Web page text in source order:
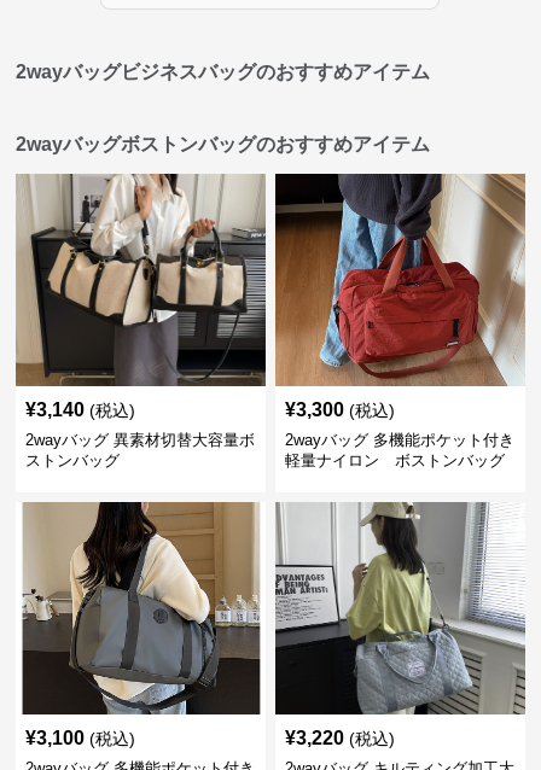
2wayバッグビジネスバッグのおすすめアイテム
2wayバッグボストンバッグのおすすめアイテム
¥3,140 (税込)
2wayバッグ 異素材切替大容量ボ
ストンバッグ
¥3,300 (税込)
2wayバッグ 多機能ポケット付き
軽量ナイロン ボストンバッグ
¥3,100 (税込) ¥3,220 (税込)